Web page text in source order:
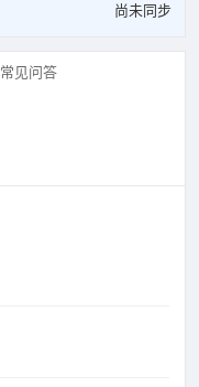
尚未同步
常见问答